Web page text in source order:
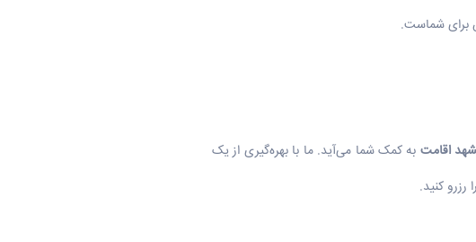
برای شماست.
اقامت به کمک شما می‌آید. ما با بهره‌گیری از یک
کنید.